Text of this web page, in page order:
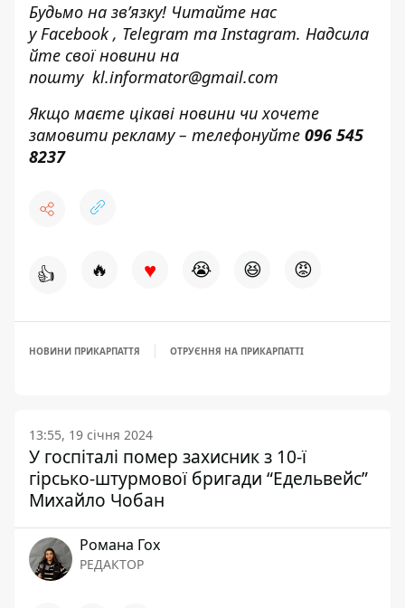
Будьмо на зв’язку! Читайте нас
уFacebook, Telegram таInstagram. Надсила
йте свої новини на
пошту kl.informator@gmail.com
Якщо маєте цікаві новини чи хочете
замовити рекламу – телефонуйте 096 545
8237
👍 🔥 ♥ 😭 😆 😡
НОВИНИ ПРИКАРПАТТЯ ОТРУЄННЯ НА ПРИКАРПАТТІ
13:55, 19 січня 2024
У госпіталі помер захисник з 10-ї
гірсько-штурмової бригади “Едельвейс”
Михайло Чобан
Романа Гох
РЕДАКТОР